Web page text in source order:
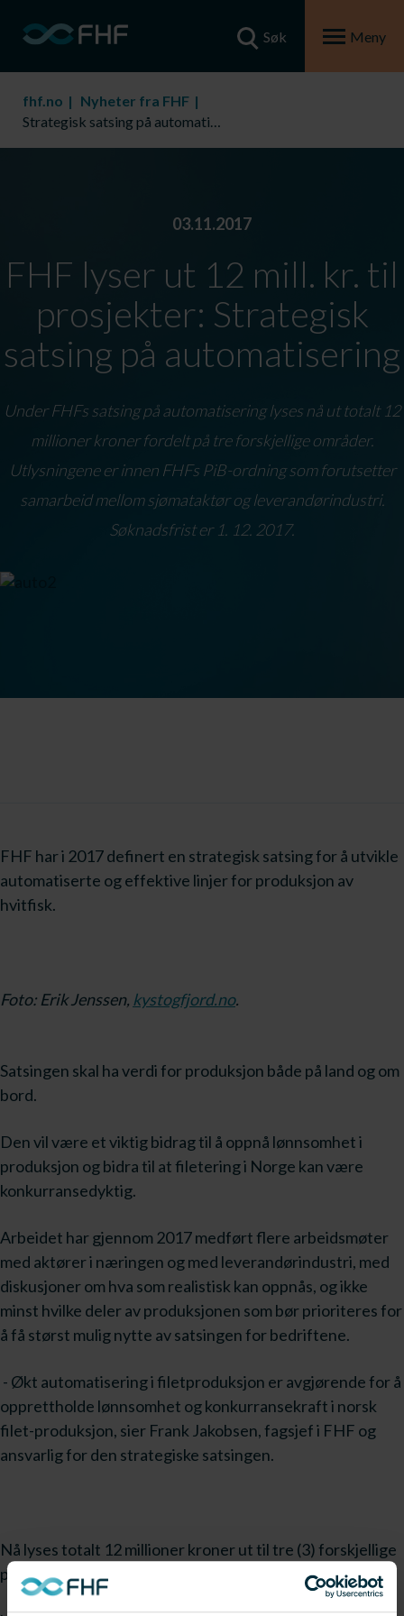
Søk Meny
fhf.no
Nyheter fra FHF
Strategisk satsing på automatisering – FHF lyser ut 12 mill. kr. til prosjekter
03.11.2017
FHF lyser ut 12 mill. kr. til
prosjekter: Strategisk
satsing på automatisering
Under FHFs satsing på automatisering lyses nå ut totalt 12
millioner kroner fordelt på tre forskjellige områder.
Utlysningene er innen FHFs PiB-ordning som forutsetter
samarbeid mellom sjømataktør og leverandørindustri.
Søknadsfrist er 1. 12. 2017.
FHF har i 2017 definert en strategisk satsing for å utvikle
automatiserte og effektive linjer for produksjon av
hvitfisk.
Foto: Erik Jenssen, kystogfjord.no.
Satsingen skal ha verdi for produksjon både på land og om
bord.
Den vil være et viktig bidrag til å oppnå lønnsomhet i
produksjon og bidra til at filetering i Norge kan være
konkurransedyktig.
Arbeidet har gjennom 2017 medført flere arbeidsmøter
med aktører i næringen og med leverandørindustri, med
diskusjoner om hva som realistisk kan oppnås, og ikke
minst hvilke deler av produksjonen som bør prioriteres for
å få størst mulig nytte av satsingen for bedriftene.
- Økt automatisering i filetproduksjon er avgjørende for å
opprettholde lønnsomhet og konkurransekraft i norsk
filet-produksjon, sier Frank Jakobsen, fagsjef i FHF og
ansvarlig for den strategiske satsingen.
Nå lyses totalt 12 millioner kroner ut til tre (3) forskjellige
prosjekter.